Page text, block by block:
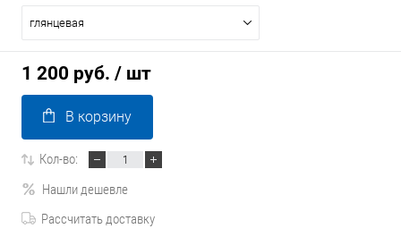
глянцевая
1 200 руб. / шт
В корзину
Кол-во:
Нашли дешевле
Рассчитать доставку